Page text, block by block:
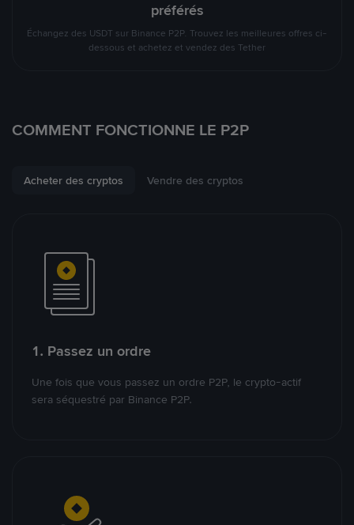
préférés
Échangez des USDT sur Binance P2P. Trouvez les meilleures offres ci-
dessous et achetez et vendez des Tether
COMMENT FONCTIONNE LE P2P
Acheter des cryptos Vendre des cryptos
1. Passez un ordre
Une fois que vous passez un ordre P2P, le crypto-actif
sera séquestré par Binance P2P.